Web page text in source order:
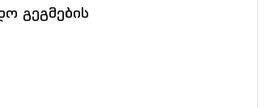
გეგმების